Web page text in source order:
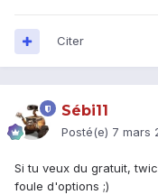
Citer
Sébi11
Posté(e) 7 mars
Si tu veux du gratuit,
foule d'options ;)